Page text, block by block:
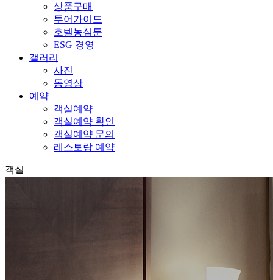
상품구매
투어가이드
호텔농심툰
ESG 경영
갤러리
사진
동영상
예약
객실예약
객실예약 확인
객실예약 문의
레스토랑 예약
객실